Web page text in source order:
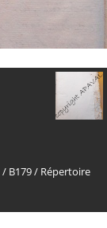
/ B179/ Répertoire